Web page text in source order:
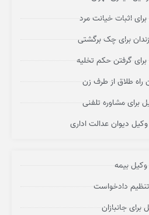
اثبات خیانت مرد
برای چک برگشتی
گرفتن حکم تخلیه
راه طلاق از طرف زن
برای مشاوره تلفنی
دیوان عدالت اداری
وکیل بیمه
دادخواست
برای جانبازان